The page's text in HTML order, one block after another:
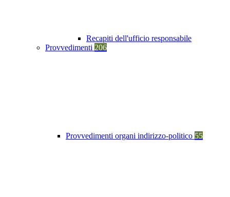
Recapiti dell'ufficio responsabile
Provvedimenti 206
Provvedimenti organi indirizzo-politico 55